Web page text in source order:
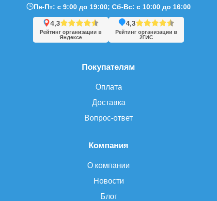
Компания
О компании
Новости
Блог
Покупателям
Оплата
Доставка
Вопрос-ответ
Пн-Пт: с 9:00 до 19:00; Сб-Вс: с 10:00 до 16:00
4,3
Рейтинг организации в
Яндексе
4,3
Рейтинг организации в
2ГИС